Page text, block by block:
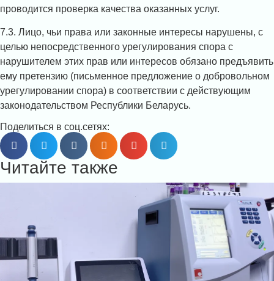
проводится проверка качества оказанных услуг.
7.3. Лицо, чьи права или законные интересы нарушены, с
целью непосредственного урегулирования спора с
нарушителем этих прав или интересов обязано предъявить
ему претензию (письменное предложение о добровольном
урегулировании спора) в соответствии с действующим
законодательством Республики Беларусь.
Поделиться в соц.сетях:
Читайте также